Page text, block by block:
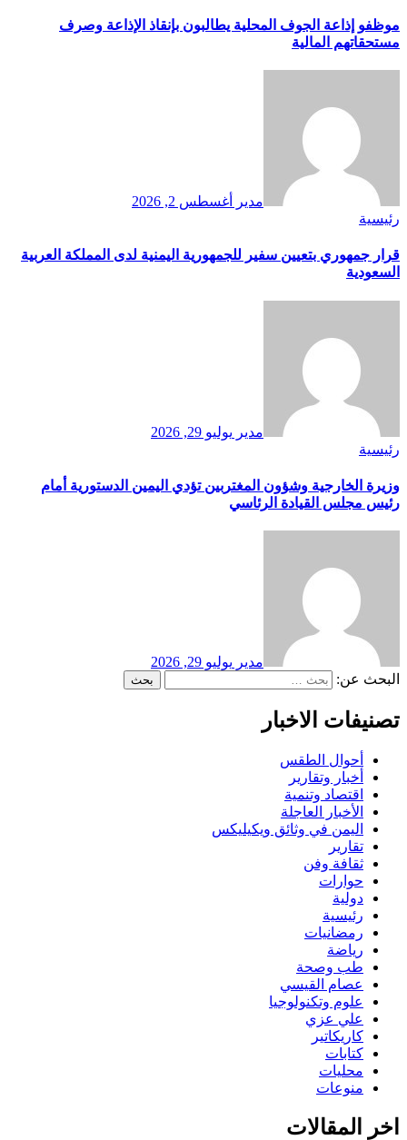
موظفو إذاعة الجوف المحلية يطالبون بإنقاذ الإذاعة وصرف
مستحقاتهم المالية
مدير
أغسطس 2, 2026
رئيسية
قرار جمهوري بتعيين سفير للجمهورية اليمنية لدى المملكة العربية
السعودية
مدير يوليو 29, 2026
رئيسية
وزيرة الخارجية وشؤون المغتربين تؤدي اليمين الدستورية أمام
رئيس مجلس القيادة الرئاسي
مدير يوليو 29, 2026
البحث عن:
تصنيفات الاخبار
أحوال الطقس
أخبار وتقارير
اقتصاد وتنمية
الأخبار العاجلة
اليمن في وثائق ويكيليكس
تقارير
ثقافة وفن
حوارات
دولية
رئيسية
رمضانيات
رياضة
طب وصحة
عصام القيسي
علوم وتكنولوجيا
علي عزي
كاريكاتير
كتابات
محليات
منوعات
اخر المقالات